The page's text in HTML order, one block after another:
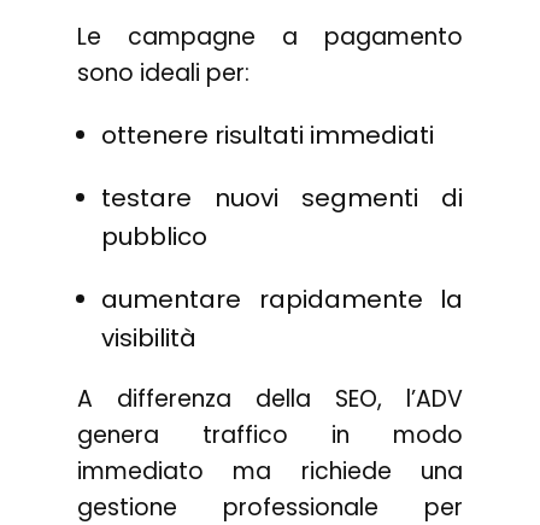
Le campagne a pagamento
sono ideali per:
ottenere risultati immediati
testare nuovi segmenti di
pubblico
aumentare rapidamente la
visibilità
A differenza della SEO, l’ADV
genera traffico in modo
immediato ma richiede una
gestione professionale per